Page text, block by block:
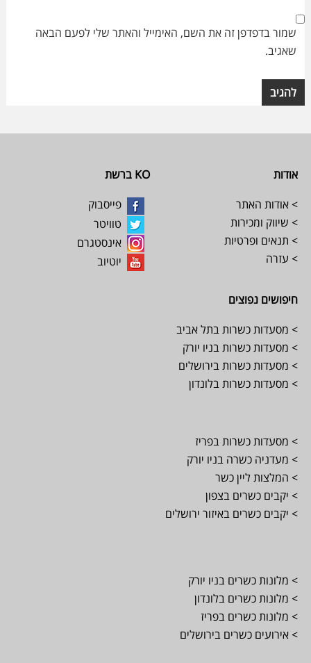
שמור בדפדפן זה את השם, האימייל והאתר שלי לפעם הבאה
שאגיב.
Footer
אודות
> אודות האתר
> שיווק ומכירות
> תנאים ופרטיות
> עזרה
KO ברשת
פייסבוק
טוויטר
אינסטגרם
יוטיוב
חיפושים נפוצים
> מסעדות כשרות בתל אביב
> מסעדות כשרות בניו יורק
> מסעדות כשרות בירושלים
> מסעדות כשרות בלונדון
> מסעדות כשרות בפריז
> מעדניה כשרה בניו יורק
> המלצות ליין כשר
> יקבים כשרים בצפון
> יקבים כשרים באיזור ירושלים
> מלונות כשרים בניו יורק
> מלונות כשרים בלונדון
> מלונות כשרים בפריז
> אירועים כשרים בירושלים